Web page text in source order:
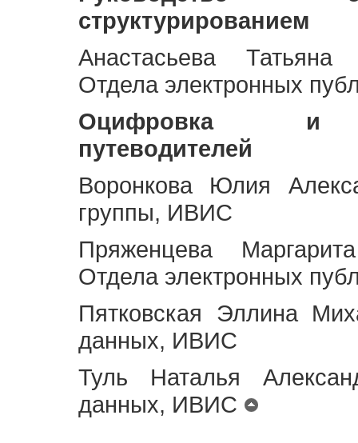
структурированием
Анастасьева Татьяна
Отдела электронных
Оцифровка и
путеводителей
Воронкова Юлия
группы, ИВИС
Пряженцева
Отдела электронных
Пятковская Эллина
данных, ИВИС
Туль Наталья
данных, ИВИС